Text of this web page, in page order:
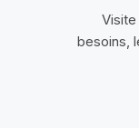
besoins,